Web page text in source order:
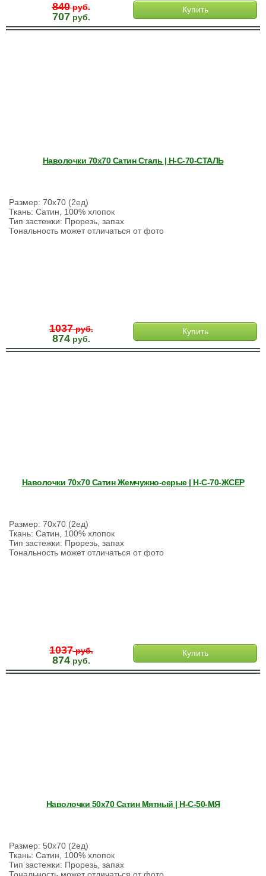
840руб.
707руб.
Купить
Наволочки 70х70 Сатин Сталь | Н-С-70-СТАЛЬ
Размер: 70х70 (2ед)
Ткань: Сатин, 100% хлопок
Тип застежки: Прорезь, запах
Тональность может отличаться от фото
1037руб.
874руб.
Купить
Наволочки 70х70 Сатин Жемчужно-серые | Н-С-70-ЖСЕР
Размер: 70х70 (2ед)
Ткань: Сатин, 100% хлопок
Тип застежки: Прорезь, запах
Тональность может отличаться от фото
1037руб.
874руб.
Купить
Наволочки 50х70 Сатин Мятный | Н-С-50-МЯ
Размер: 50х70 (2ед)
Ткань: Сатин, 100% хлопок
Тип застежки: Прорезь, запах